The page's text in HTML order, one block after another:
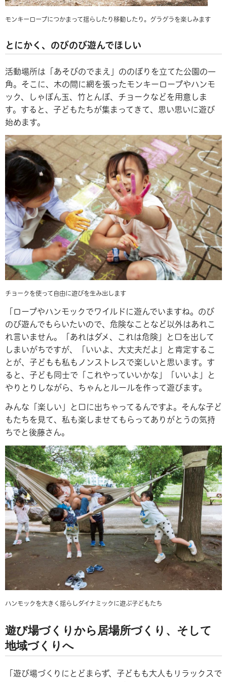
モンキーロープにつかまって揺らしたり移動したり。グラグラを楽しみます
とにかく、のびのび遊んでほしい
活動場所は「あそびのでまえ」ののぼりを立てた公園の一
角。そこに、木の間に網を張ったモンキーロープやハンモ
ック、しゃぼん玉、竹とんぼ、チョークなどを用意しま
す。すると、子どもたちが集まってきて、思い思いに遊び
始めます。
チョークを使って自由に遊びを生み出します
「ロープやハンモックでワイルドに遊んでいますね。のび
のび遊んでもらいたいので、危険なことなど以外はあれこ
れ言いません。「あれはダメ、これは危険」と口を出して
しまいがちですが、「いいよ、大丈夫だよ」と肯定するこ
とが、子どもも私もノンストレスで楽しいと思います。す
ると、子ども同士で「これやっていいかな」「いいよ」と
やりとりしながら、ちゃんとルールを作って遊びます。
みんな「楽しい」と口に出ちゃってるんですよ。そんな子ど
もたちを見て、私も楽しませてもらってありがとうの気持
ちでと後藤さん。
ハンモックを大きく揺らしダイナミックに遊ぶ子どもたち
遊び場づくりから居場所づくり、そして
地域づくりへ
「遊び場づくりにとどまらず、子どもも大人もリラックスで